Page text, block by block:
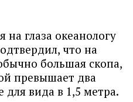
на глаза океанологу
что на
большая скопа,
превышает два
вида в 1,5 метра.